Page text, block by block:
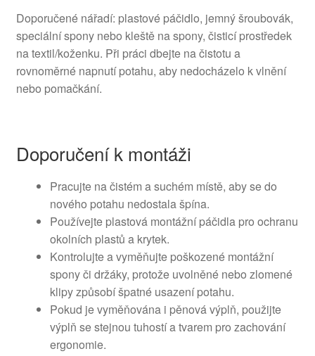
Doporučené nářadí: plastové páčidlo, jemný šroubovák,
speciální spony nebo kleště na spony, čisticí prostředek
na textil/koženku. Při práci dbejte na čistotu a
rovnoměrné napnutí potahu, aby nedocházelo k vlnění
nebo pomačkání.
Doporučení k montáži
Pracujte na čistém a suchém místě, aby se do
nového potahu nedostala špína.
Používejte plastová montážní páčidla pro ochranu
okolních plastů a krytek.
Kontrolujte a vyměňujte poškozené montážní
spony či držáky, protože uvolněné nebo zlomené
klipy způsobí špatné usazení potahu.
Pokud je vyměňována i pěnová výplň, použijte
výplň se stejnou tuhostí a tvarem pro zachování
ergonomie.